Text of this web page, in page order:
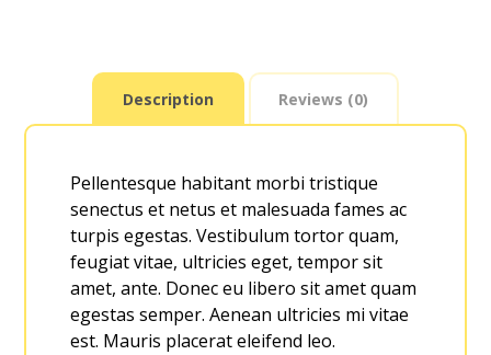
Description Reviews (0)
Pellentesque habitant morbi tristique
senectus et netus et malesuada fames ac
turpis egestas. Vestibulum tortor quam,
feugiat vitae, ultricies eget, tempor sit
amet, ante. Donec eu libero sit amet quam
egestas semper. Aenean ultricies mi vitae
est. Mauris placerat eleifend leo.